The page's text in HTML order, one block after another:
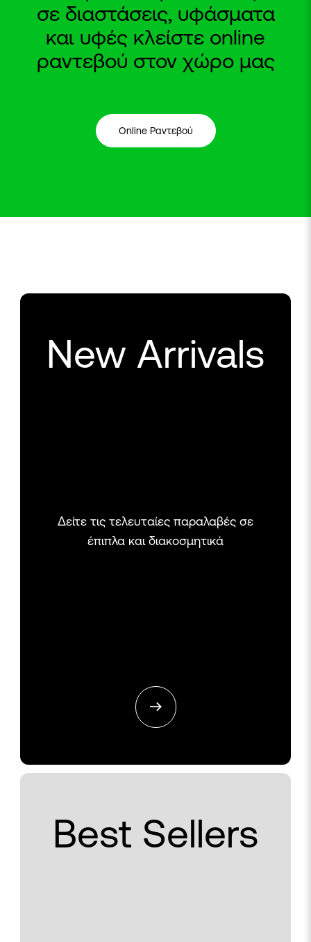
σε διαστάσεις, υφάσματα
και υφές κλείστε online
ραντεβού στον χώρο μας
Online Ραντεβού
New Arrivals
Δείτε τις τελευταίες παραλαβές σε
έπιπλα και διακοσμητικά
Best Sellers